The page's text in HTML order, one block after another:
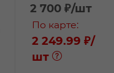
2 700 ₽/шт
По карте:
2 249.99 ₽/
шт